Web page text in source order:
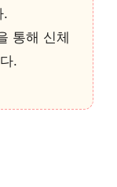
.
통해 신체
.